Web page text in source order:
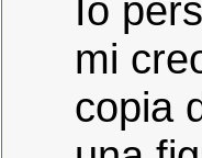
Io
mi
copia